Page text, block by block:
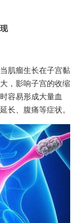
肌瘤生长在子宫黏
，影响子宫的收缩
容易形成大量血
长、腹痛等症状。